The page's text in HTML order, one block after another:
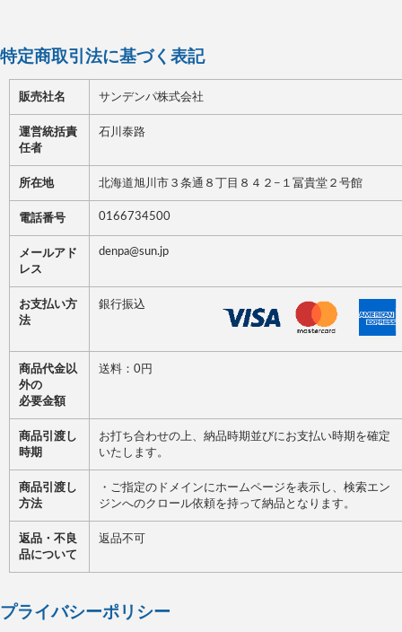
特定商取引法に基づく表記
販売社名 サンデンパ株式会社
運営統括責
任者
石川泰路
所在地 北海道旭川市３条通８丁目８４２−１冨貴堂２号館
電話番号 0166734500
メールアド
レス
denpa@sun.jp
お支払い方
法
銀行振込
商品代金以
外の
必要金額
送料：0円
商品引渡し
時期
お打ち合わせの上、納品時期並びにお支払い時期を確定
いたします。
商品引渡し
方法
・ご指定のドメインにホームページを表示し、検索エン
ジンへのクロール依頼を持って納品となります。
返品・不良
品について
返品不可
プライバシーポリシー